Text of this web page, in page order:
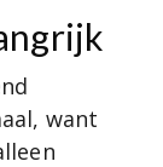
want